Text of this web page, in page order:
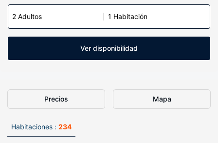
2 Adultos 1 Habitación
Ver disponibilidad
Precios Mapa
Habitaciones : 234